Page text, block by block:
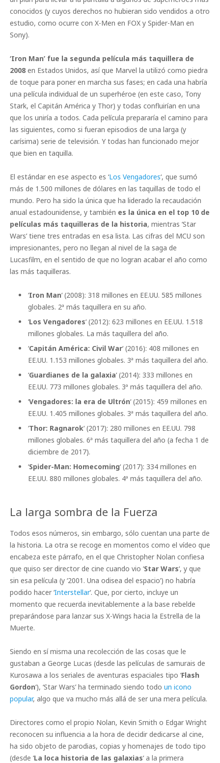
conocidos (y cuyos derechos no hubieran sido vendidos a otro
estudio, como ocurre con X-Men en FOX y Spider-Man en
Sony).
‘Iron Man’ fue la segunda película más taquillera de
2008 en Estados Unidos, así que Marvel la utilizó como piedra
de toque para poner en marcha sus fases; en cada una habría
una película individual de un superhéroe (en este caso, Tony
Stark, el Capitán América y Thor) y todas confluirían en una
que los uniría a todos. Cada película prepararía el camino para
las siguientes, como si fueran episodios de una larga (y
carísima) serie de televisión. Y todas han funcionado mejor
que bien en taquilla.
El estándar en ese aspecto es ‘Los Vengadores‘, que sumó
más de 1.500 millones de dólares en las taquillas de todo el
mundo. Pero ha sido la única que ha liderado la recaudación
anual estadounidense, y también es la única en el top 10 de
películas más taquilleras de la historia, mientras ‘Star
Wars’ tiene tres entradas en esa lista. Las cifras del MCU son
impresionantes, pero no llegan al nivel de la saga de
Lucasfilm, en el sentido de que no logran acabar el año como
las más taquilleras.
‘Iron Man‘ (2008): 318 millones en EE.UU. 585 millones
globales. 2ª más taquillera en su año.
‘Los Vengadores‘ (2012): 623 millones en EE.UU. 1.518
millones globales. La más taquillera del año.
‘Capitán América: Civil War‘ (2016): 408 millones en
EE.UU. 1.153 millones globales. 3ª más taquillera del año.
‘Guardianes de la galaxia‘ (2014): 333 millones en
EE.UU. 773 millones globales. 3ª más taquillera del año.
‘Vengadores: la era de Ultrón‘ (2015): 459 millones en
EE.UU. 1.405 millones globales. 3ª más taquillera del año.
‘Thor: Ragnarok‘ (2017): 280 millones en EE.UU. 798
millones globales. 6ª más taquillera del año (a fecha 1 de
diciembre de 2017).
‘Spider-Man: Homecoming‘ (2017): 334 millones en
EE.UU. 880 millones globales. 4ª más taquillera del año.
La larga sombra de la Fuerza
Todos esos números, sin embargo, sólo cuentan una parte de
la historia. La otra se recoge en momentos como el vídeo que
encabeza este párrafo, en el que Christopher Nolan confiesa
que quiso ser director de cine cuando vio ‘Star Wars‘, y que
sin esa película (y ‘2001. Una odisea del espacio’) no habría
podido hacer ‘Interstellar‘. Que, por cierto, incluye un
momento que recuerda inevitablemente a la base rebelde
preparándose para lanzar sus X-Wings hacia la Estrella de la
Muerte.
Siendo en sí misma una recolección de las cosas que le
gustaban a George Lucas (desde las películas de samurais de
Kurosawa a los seriales de aventuras espaciales tipo ‘Flash
Gordon‘), ‘Star Wars’ ha terminado siendo todo un icono
popular, algo que va mucho más allá de ser una mera película.
Directores como el propio Nolan, Kevin Smith o Edgar Wright
reconocen su influencia a la hora de decidir dedicarse al cine,
ha sido objeto de parodias, copias y homenajes de todo tipo
(desde ‘La loca historia de las galaxias‘ a la primera